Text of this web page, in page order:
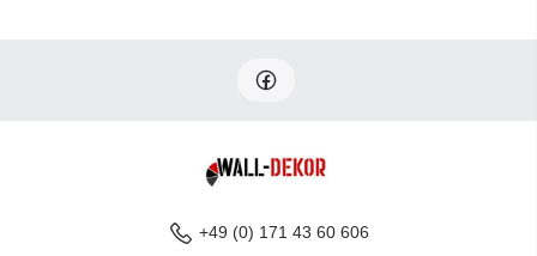
+49 (0) 171 43 60 606